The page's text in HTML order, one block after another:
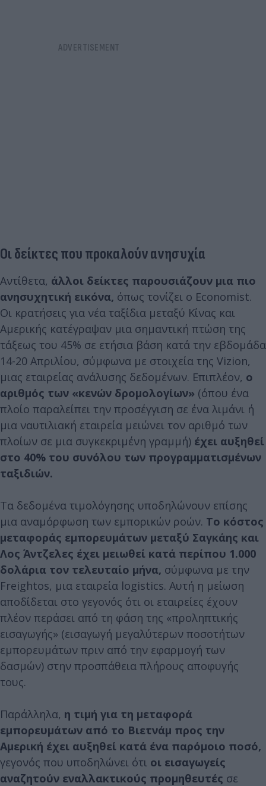
Οι δείκτες που προκαλούν ανησυχία
Αντίθετα, άλλοι δείκτες παρουσιάζουν μια πιο
ανησυχητική εικόνα, όπως τονίζει ο Economist.
Οι κρατήσεις για νέα ταξίδια μεταξύ Κίνας και
Αμερικής κατέγραψαν μια σημαντική πτώση της
τάξεως του 45% σε ετήσια βάση κατά την εβδομάδα
14-20 Απριλίου, σύμφωνα με στοιχεία της Vizion,
μιας εταιρείας ανάλυσης δεδομένων. Επιπλέον, ο
αριθμός των «κενών δρομολογίων» (όπου ένα
πλοίο παραλείπει την προσέγγιση σε ένα λιμάνι ή
μια ναυτιλιακή εταιρεία μειώνει τον αριθμό των
πλοίων σε μια συγκεκριμένη γραμμή) έχει αυξηθεί
στο 40% του συνόλου των προγραμματισμένων
ταξιδιών.
Τα δεδομένα τιμολόγησης υποδηλώνουν επίσης
μια αναμόρφωση των εμπορικών ροών. Το κόστος
μεταφοράς εμπορευμάτων μεταξύ Σαγκάης και
Λος Άντζελες έχει μειωθεί κατά περίπου 1.000
δολάρια τον τελευταίο μήνα, σύμφωνα με την
Freightos, μια εταιρεία logistics. Αυτή η μείωση
αποδίδεται στο γεγονός ότι οι εταιρείες έχουν
πλέον περάσει από τη φάση της «προληπτικής
εισαγωγής» (εισαγωγή μεγαλύτερων ποσοτήτων
εμπορευμάτων πριν από την εφαρμογή των
δασμών) στην προσπάθεια πλήρους αποφυγής
τους.
Παράλληλα, η τιμή για τη μεταφορά
εμπορευμάτων από το Βιετνάμ προς την
Αμερική έχει αυξηθεί κατά ένα παρόμοιο ποσό,
γεγονός που υποδηλώνει ότι οι εισαγωγείς
αναζητούν εναλλακτικούς προμηθευτές σε